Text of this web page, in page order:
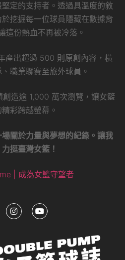
定的支持者。透過具溫度的敘
挖掘每一位球員隱藏在數據背
這份熱血不再被冷落。
產出超過 500 則原創內容，橫
職業聯賽至旅外球員。
創造逾 1,000 萬次瀏覽，讓女籃
精彩跨越螢幕。
關於力量與夢想的紀錄。讓我
挺臺灣女籃！
| 成為女籃守望者